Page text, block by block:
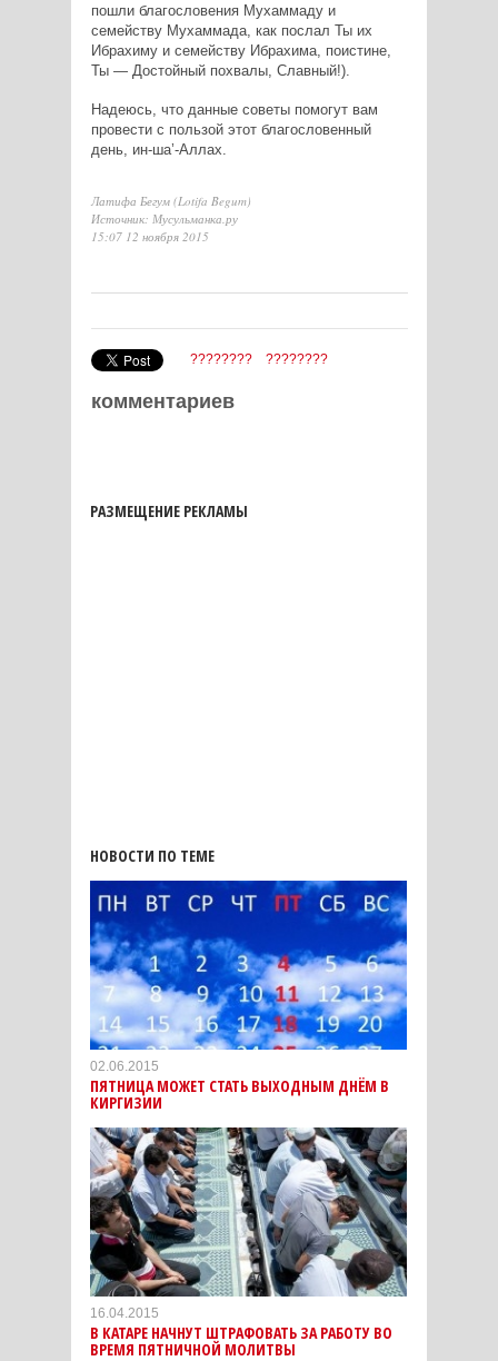
пошли благословения Мухаммаду и
семейству Мухаммада, как послал Ты их
Ибрахиму и семейству Ибрахима, поистине,
Ты — Достойный похвалы, Славный!).
Надеюсь, что данные советы помогут вам
провести с пользой этот благословенный
день, ин-ша’-Аллах.
Латифа Бегум (Lotifa Begum)
Источник: Мусульманка.ру
15:07 12 ноября 2015
???????? ????????
комментариев
РАЗМЕЩЕНИЕ РЕКЛАМЫ
НОВОСТИ ПО ТЕМЕ
02.06.2015
ПЯТНИЦА МОЖЕТ СТАТЬ ВЫХОДНЫМ ДНЁМ В
КИРГИЗИИ
16.04.2015
В КАТАРЕ НАЧНУТ ШТРАФОВАТЬ ЗА РАБОТУ ВО
ВРЕМЯ ПЯТНИЧНОЙ МОЛИТВЫ